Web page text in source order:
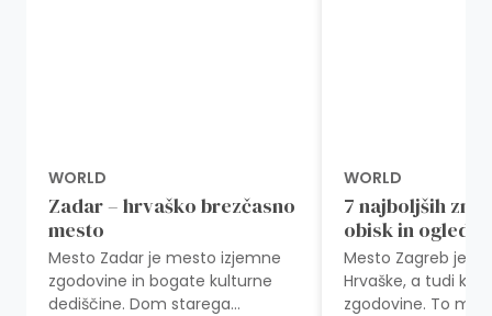
WORLD
Zadar – hrvaško brezčasno
mesto
Mesto Zadar je mesto izjemne
zgodovine in bogate kulturne
dediščine. Dom starega
WORLD
7 najboljših
obisk in ogled v
Mesto Zagreb je
Hrvaške, a tudi
zgodovine. To